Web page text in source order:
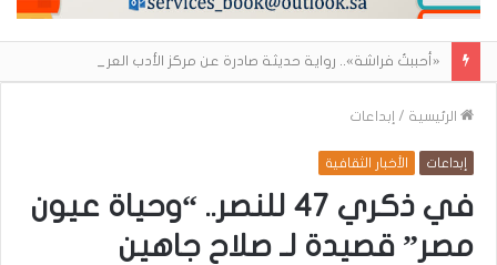
الرئيسية / إبداعات
إبداعات الأخبار الثقافية
في ذكري 47 للنصر.. “وحياة عيون
مصر” قصيدة لـ صلاح جاهين